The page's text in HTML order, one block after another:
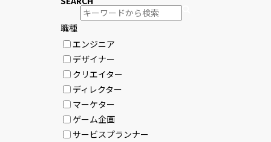
職種
エンジニア
デザイナー
クリエイター
ディレクター
マーケター
ゲーム企画
サービスプランナー